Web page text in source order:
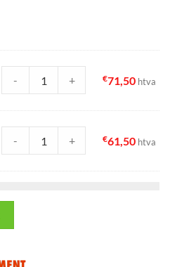
- quantité de Distributeur Tork M2 à
+ €71,50 htva
- quantité de Distributeur Tork M2 à
+ €61,50 htva